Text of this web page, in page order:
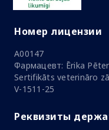
Номер лицензии
A00147
Фармацевт: Ērika
Sertifikāts veterināro
V-1511-25
Реквизиты